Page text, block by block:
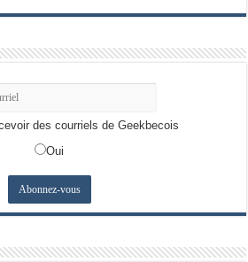
des courriels de Geekbecois
Oui